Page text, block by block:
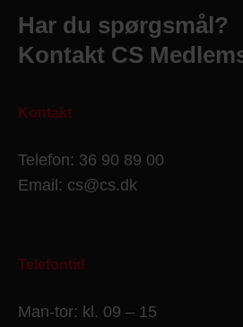
Har du spørgsmål?
Kontakt CS
Kontakt
Telefon: 36 90 89 00
Email: cs@cs.dk
Telefontid
Man-tor: kl. 09 – 15